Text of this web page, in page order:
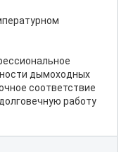
дымоходных
соответствие
работу